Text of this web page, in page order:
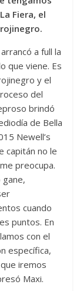
Fiera, el
a full la
que viene. Es
y el
del
brindó
de Bella
Newell’s
capitán no le
preocupa.
cuando
puntos. En
con el
específica,
iremos
Maxi.